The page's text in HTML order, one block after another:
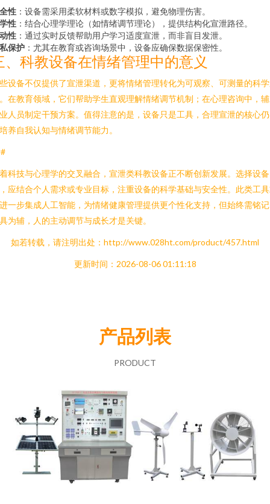
性 ：设备需采用柔软材料或数字模拟，避免物理伤害。
性 ：结合心理学理论（如情绪调节理论），提供结构化宣泄路径。
性 ：通过实时反馈帮助用户学习适度宣泄，而非盲目发泄。
保护 ：尤其在教育或咨询场景中，设备应确保数据保密性。
、科教设备在情绪管理中的意义
设备不仅提供了宣泄渠道，更将情绪管理转化为可观察、可测量的科
在教育领域，它们帮助学生直观理解情绪调节机制；在心理咨询中，
人员制定干预方案。值得注意的是，设备只是工具，合理宣泄的核心
养自我认知与情绪调节能力。
科技与心理学的交叉融合，宣泄类科教设备正不断创新发展。选择设备
应结合个人需求或专业目标，注重设备的科学基础与安全性。此类工
一步集成人工智能，为情绪健康管理提供更个性化支持，但始终需铭
为辅，人的主动调节与成长才是关键。
如若转载，请注明出处：http://www.028ht.com/product/457.html
更新时间：2026-08-06 01:11:18
产品列表
PRODUCT